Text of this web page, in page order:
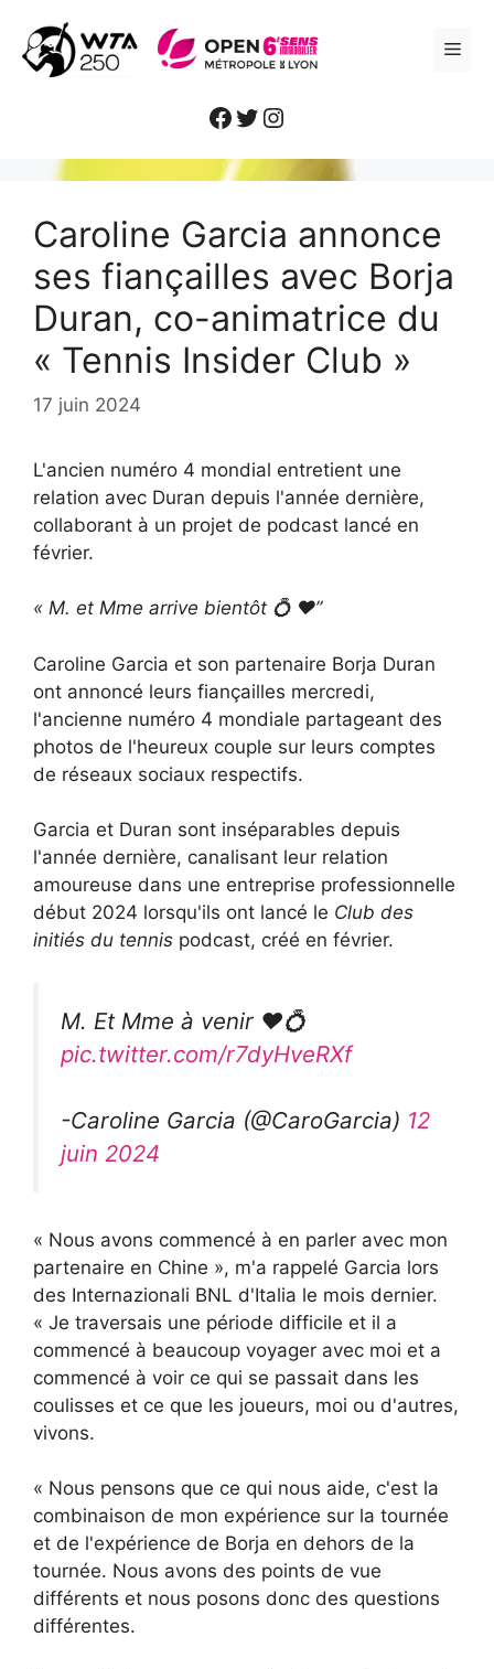
contenu
Facebook
Twitter
Instagram
Caroline Garcia annonce
ses fiançailles avec Borja
Duran, co-animatrice du
« Tennis Insider Club »
17 juin 2024
L'ancien numéro 4 mondial entretient une
relation avec Duran depuis l'année dernière,
collaborant à un projet de podcast lancé en
février.
« M. et Mme arrive bientôt 💍 ❤️”
Caroline Garcia et son partenaire Borja Duran
ont annoncé leurs fiançailles mercredi,
l'ancienne numéro 4 mondiale partageant des
photos de l'heureux couple sur leurs comptes
de réseaux sociaux respectifs.
Garcia et Duran sont inséparables depuis
l'année dernière, canalisant leur relation
amoureuse dans une entreprise professionnelle
début 2024 lorsqu'ils ont lancé le Club des
initiés du tennis podcast, créé en février.
M. Et Mme à venir ❤️💍
pic.twitter.com/r7dyHveRXf
-Caroline Garcia (@CaroGarcia) 12
juin 2024
« Nous avons commencé à en parler avec mon
partenaire en Chine », m'a rappelé Garcia lors
des Internazionali BNL d'Italia le mois dernier.
« Je traversais une période difficile et il a
commencé à beaucoup voyager avec moi et a
commencé à voir ce qui se passait dans les
coulisses et ce que les joueurs, moi ou d'autres,
vivons.
« Nous pensons que ce qui nous aide, c'est la
combinaison de mon expérience sur la tournée
et de l'expérience de Borja en dehors de la
tournée. Nous avons des points de vue
différents et nous posons donc des questions
différentes.